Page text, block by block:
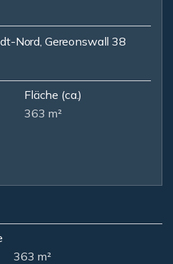
Nord, Gereonswall 38
Fläche (ca.)
363 m²
363 m²